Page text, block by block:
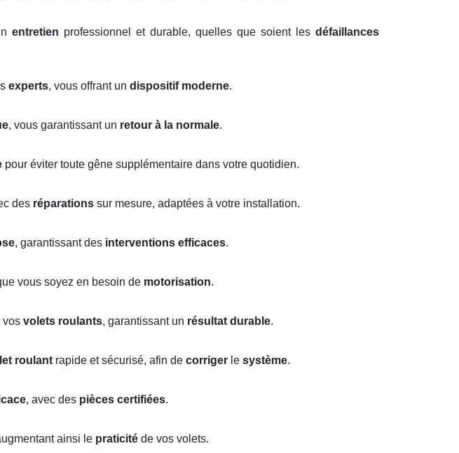
entretien professionnel et durable, quelles que soient les défaillances
experts, vous offrant un dispositif moderne.
, vous garantissant un retour à la normale.
pour éviter toute gêne supplémentaire dans votre quotidien.
des réparations sur mesure, adaptées à votre installation.
, garantissant des interventions efficaces.
vous soyez en besoin de motorisation.
vos volets roulants, garantissant un résultat durable.
roulant rapide et sécurisé, afin de corriger le système.
, avec des pièces certifiées.
ainsi le praticité de vos volets.